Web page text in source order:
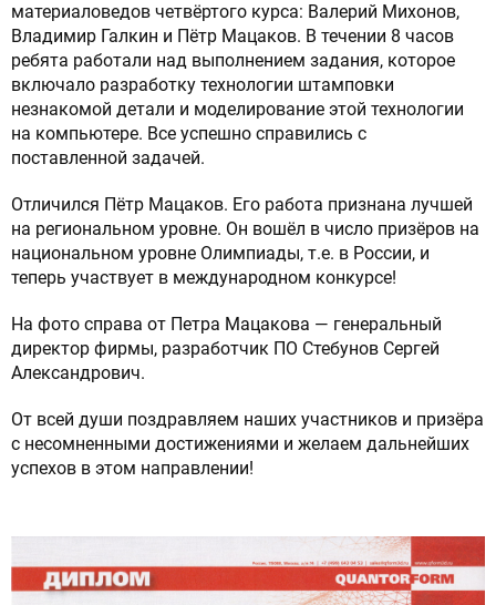
ОТПРАВИТЬ СООБЩЕНИЕ
Нажимая на кнопку “Отправить сообщение”,
вы даете согласие на обработку
персональных данных в соответствии с
материаловедов четвёртого курса: Валерий Михонов,
Владимир Галкин и Пётр Мацаков. В течении 8 часов
ребята работали над выполнением задания, которое
включало разработку технологии штамповки
незнакомой детали и моделирование этой технологии
на компьютере. Все успешно справились с
поставленной задачей.
Отличился Пётр Мацаков. Его работа признана лучшей
на региональном уровне. Он вошёл в число призёров на
национальном уровне Олимпиады, т.е. в России, и
теперь участвует в международном конкурсе!
На фото справа от Петра Мацакова — генеральный
директор фирмы, разработчик ПО Стебунов Сергей
Александрович.
От всей души поздравляем наших участников и призёра
с несомненными достижениями и желаем дальнейших
успехов в этом направлении!